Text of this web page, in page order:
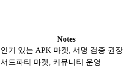
Notes
인기 있는 APK 마켓, 서명 검증 권장
서드파티 마켓, 커뮤니티 운영